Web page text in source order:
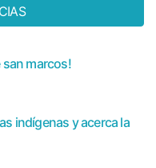
marcos!
indígenas y acerca la